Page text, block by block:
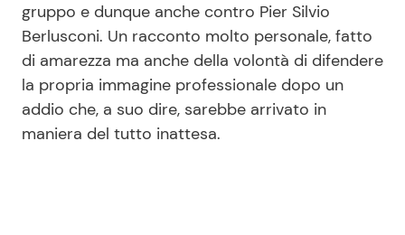
Festività Ricette per Bambini
Seguici
gruppo e dunque anche contro Pier Silvio
Berlusconi. Un racconto molto personale, fatto
di amarezza ma anche della volontà di difendere
la propria immagine professionale dopo un
addio che, a suo dire, sarebbe arrivato in
maniera del tutto inattesa.